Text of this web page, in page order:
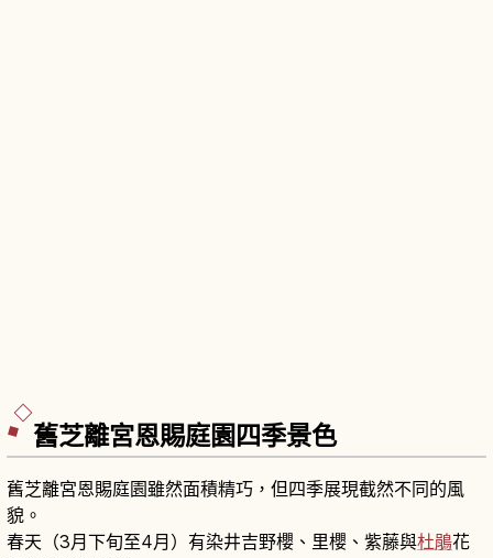
舊芝離宮恩賜庭園四季景色
舊芝離宮恩賜庭園雖然面積精巧，但四季展現截然不同的風
貌。
春天（3月下旬至4月）有染井吉野櫻、里櫻、紫藤與杜鵑花